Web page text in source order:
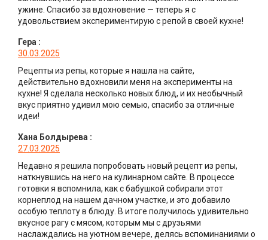
ужине. Спасибо за вдохновение — теперь я с
удовольствием экспериментирую с репой в своей кухне!
Гера :
30.03.2025
Рецепты из репы, которые я нашла на сайте,
действительно вдохновили меня на эксперименты на
кухне! Я сделала несколько новых блюд, и их необычный
вкус приятно удивил мою семью, спасибо за отличные
идеи!
Хана Болдырева :
27.03.2025
Недавно я решила попробовать новый рецепт из репы,
наткнувшись на него на кулинарном сайте. В процессе
готовки я вспомнила, как с бабушкой собирали этот
корнеплод на нашем дачном участке, и это добавило
особую теплоту в блюду. В итоге получилось удивительно
вкусное рагу с мясом, которым мы с друзьями
наслаждались на уютном вечере, делясь вспоминаниями о